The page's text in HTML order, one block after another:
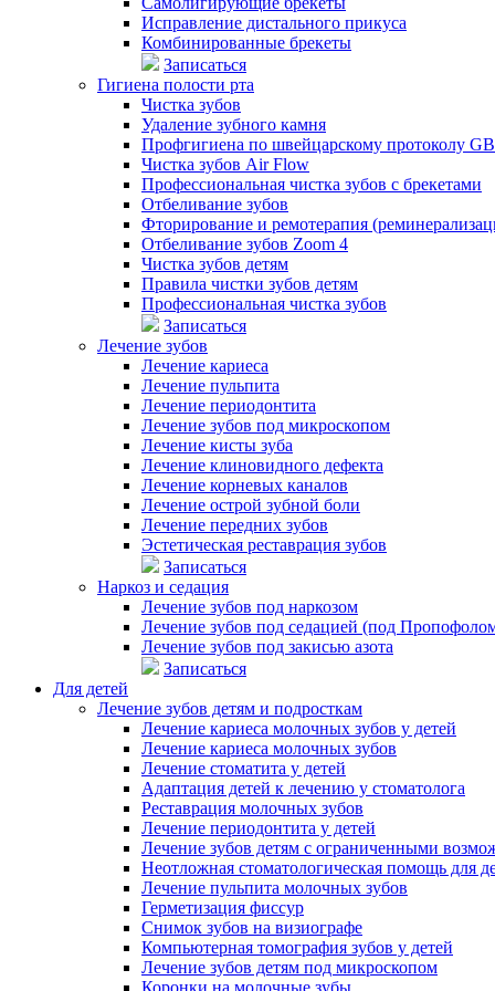
Исправление дистального прикуса
Комбинированные брекеты
Записаться
Гигиена полости рта
Чистка зубов
Удаление зубного камня
Профгигиена по швейцарскому протоколу
Чистка зубов Air Flow
Профессиональная чистка зубов с брекетами
Отбеливание зубов
Фторирование и ремотерапия
Отбеливание зубов Zoom 4
Чистка зубов детям
Правила чистки зубов детям
Профессиональная чистка зубов
Записаться
Лечение зубов
Лечение кариеса
Лечение пульпита
Лечение периодонтита
Лечение зубов под микроскопом
Лечение кисты зуба
Лечение клиновидного дефекта
Лечение корневых каналов
Лечение острой зубной боли
Лечение передних зубов
Эстетическая реставрация зубов
Записаться
Наркоз и седация
Лечение зубов под наркозом
Лечение зубов под седацией (под
Лечение зубов под закисью азота
Записаться
Для детей
Лечение зубов детям и подросткам
Лечение кариеса молочных зубов у детей
Лечение кариеса молочных зубов
Лечение стоматита у детей
Адаптация детей к лечению у стоматолога
Реставрация молочных зубов
Лечение периодонтита у детей
Лечение зубов детям с ограниченными
Неотложная стоматологическая помощь для
Лечение пульпита молочных зубов
Герметизация фиссур
Снимок зубов на визиографе
Компьютерная томография зубов у детей
Лечение зубов детям под микроскопом
Коронки на молочные зубы